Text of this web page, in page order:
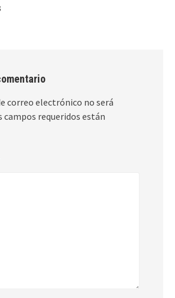
correo electrónico no será
campos requeridos están